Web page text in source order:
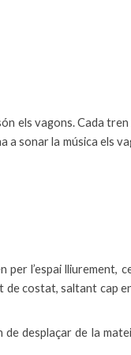
els vagons. Cada tren
a sonar la música els
per l’espai lliurement,
de costat, saltant cap
desplaçar de la